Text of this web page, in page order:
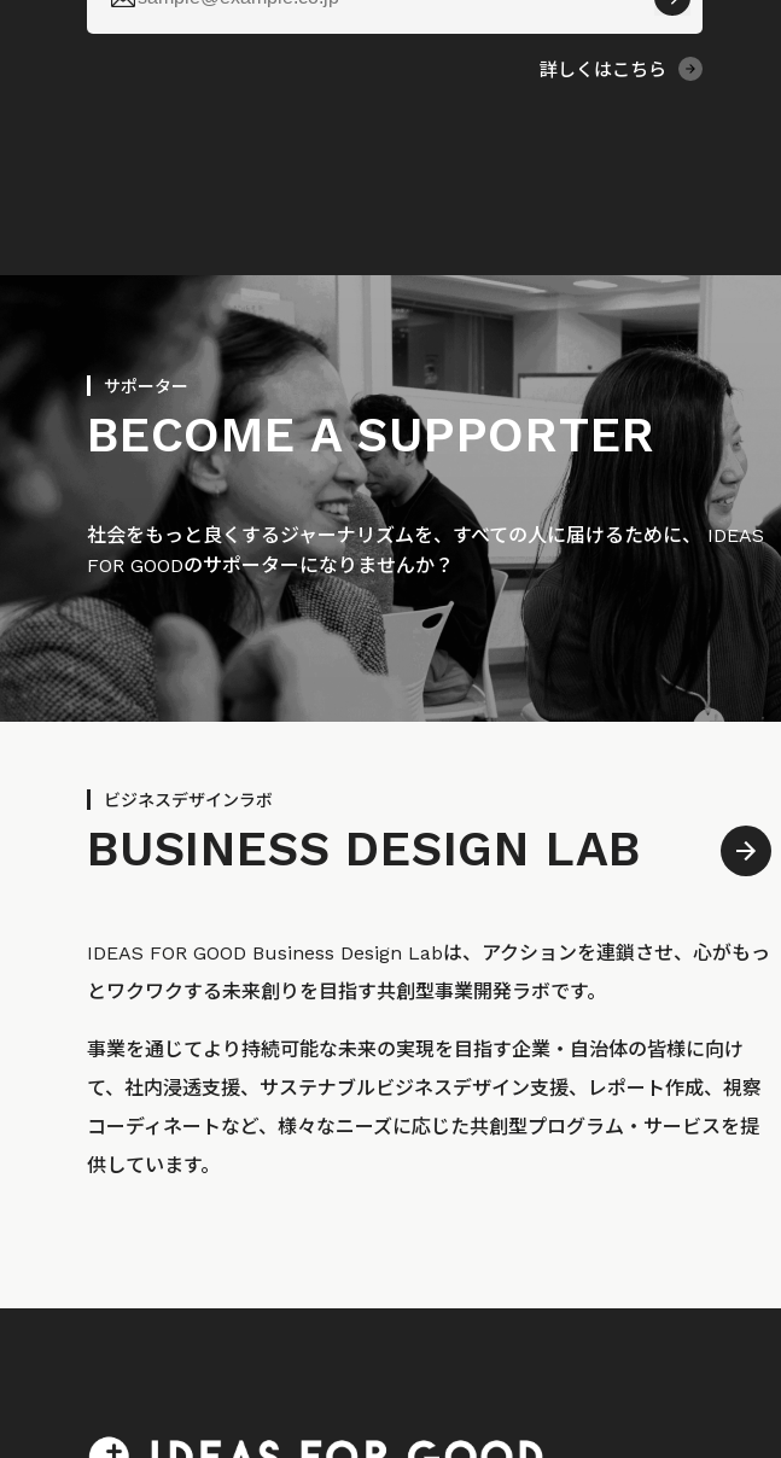
詳しくはこちら
サポーター
BECOME A SUPPORTER
社会をもっと良くするジャーナリズムを、すべての人に届けるために、 IDEAS
FOR GOODのサポーターになりませんか？
ビジネスデザインラボ
BUSINESS DESIGN LAB
IDEAS FOR GOOD Business Design Labは、アクションを連鎖させ、心がもっ
とワクワクする未来創りを目指す共創型事業開発ラボです。
事業を通じてより持続可能な未来の実現を目指す企業・自治体の皆様に向け
て、社内浸透支援、サステナブルビジネスデザイン支援、レポート作成、視察
コーディネートなど、様々なニーズに応じた共創型プログラム・サービスを提
供しています。